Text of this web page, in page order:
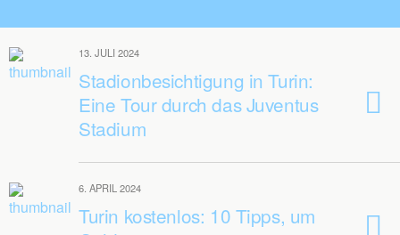
13. JULI 2024
Stadionbesichtigung in Turin:
Eine Tour durch das Juventus
Stadium
6. APRIL 2024
Turin kostenlos: 10 Tipps, um